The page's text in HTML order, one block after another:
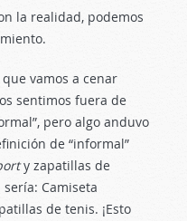
la realidad, podemos
vamos a cenar
sentimos fuera de
pero algo anduvo
de “informal”
y zapatillas de
Camiseta
de tenis. ¡Esto